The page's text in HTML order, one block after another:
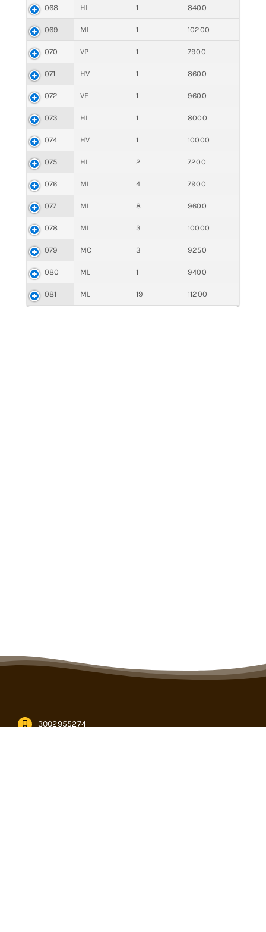
068 HL 1 8400
069 ML 1 10200
070 VP 1 7900
071 HV 1 8600
072 VE 1 9600
073 HL 1 8000
074 HV 1 10000
075 HL 2 7200
076 ML 4 7900
077 ML 8 9600
078 ML 3 10000
079 MC 3 9250
080 ML 1 9400
081 ML 19 11200
3002955274